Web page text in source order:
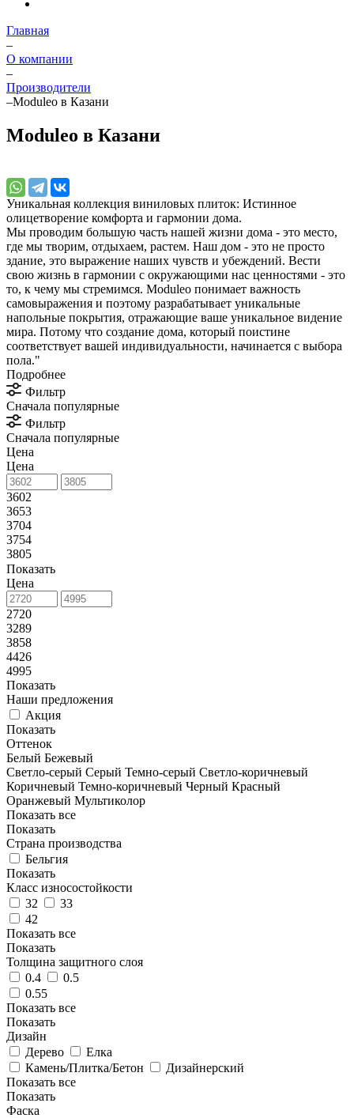
Главная
–
О компании
–
Производители
–Moduleo в Казани
Moduleo в Казани
Уникальная коллекция виниловых плиток: Истинное
олицетворение комфорта и гармонии дома.
Мы проводим большую часть нашей жизни дома - это место,
где мы творим, отдыхаем, растем. Наш дом - это не просто
здание, это выражение наших чувств и убеждений. Вести
свою жизнь в гармонии с окружающими нас ценностями - это
то, к чему мы стремимся. Moduleo понимает важность
самовыражения и поэтому разрабатывает уникальные
напольные покрытия, отражающие ваше уникальное видение
мира. Потому что создание дома, который поистине
соответствует вашей индивидуальности, начинается с выбора
пола."
Подробнее
Фильтр
Сначала популярные
Фильтр
Сначала популярные
Цена
Цена
3602
3653
3704
3754
3805
Показать
Цена
2720
3289
3858
4426
4995
Показать
Наши предложения
Акция
Показать
Оттенок
Белый Бежевый
Светло-серый Серый Темно-серый Светло-коричневый
Коричневый Темно-коричневый Черный Красный
Оранжевый Мультиколор
Показать все
Показать
Страна производства
Бельгия
Показать
Класс износостойкости
32
33
42
Показать все
Показать
Толщина защитного слоя
0.4
0.5
0.55
Показать все
Показать
Дизайн
Дерево
Елка
Камень/Плитка/Бетон
Дизайнерский
Показать все
Показать
Фаска